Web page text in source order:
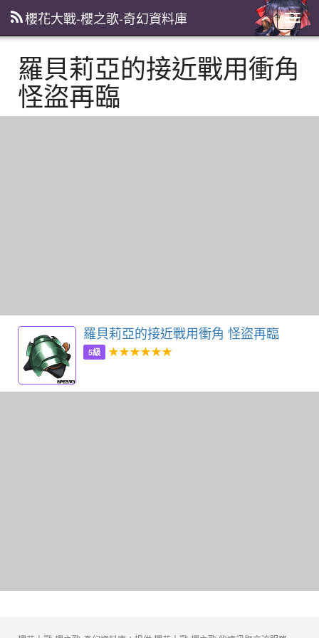
主
選
櫻花大戰-櫻之歌-奇幻資料庫
羅貝莉亞的接近戰用衝角
怪盜再臨
羅貝莉亞的接近戰用衝角 怪盜再臨
5級 ★★★★★★